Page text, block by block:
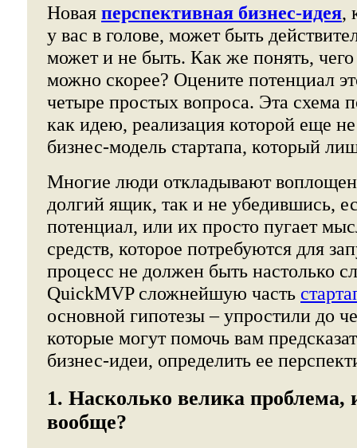
Новая перспективная бизнес-идея,
у вас в голове, может быть
может и не быть. Как же понять, чего
можно скорее? Оцените потенциал
четыре простых вопроса. Эта схема
как идею, реализация которой еще
бизнес-модель стартапа, который
Многие люди откладывают
долгий ящик, так и не убедившись,
потенциал, или их просто пугает
средств, которое потребуются для
процесс не должен быть настолько
QuickMVP сложнейшую часть
основной гипотезы – упростили до
которые могут помочь вам
бизнес-идеи, определить ее
1. Насколько велика проблема,
вообще?